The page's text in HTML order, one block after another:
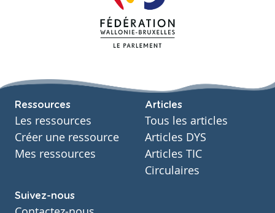
Ressources
Les ressources
Créer une ressource
Mes ressources
Articles
Tous les articles
Articles DYS
Articles TIC
Circulaires
Suivez-nous